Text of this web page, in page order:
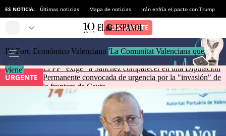
ES NOTICIA: Últimas noticias Mapa de noticias Irán enfría el pacto con Trump
IV Foro Económico Valenciano 'La Comunitat Valenciana que
viene'
URGENTE
El PP "exige" a Sánchez comparecer en una Diputación
Permanente convocada de urgencia por la "invasión" de
la frontera de Ceuta